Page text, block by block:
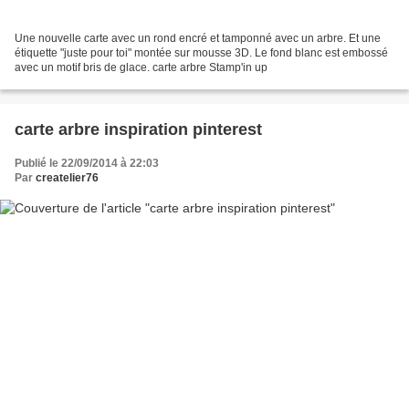
Une nouvelle carte avec un rond encré et tamponné avec un arbre. Et une
étiquette "juste pour toi" montée sur mousse 3D. Le fond blanc est embossé
avec un motif bris de glace. carte arbre Stamp'in up
carte arbre inspiration pinterest
Publié le 22/09/2014 à 22:03
Par createlier76